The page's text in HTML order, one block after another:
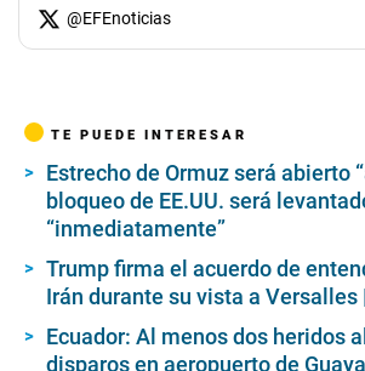
@EFEnoticias
TE PUEDE INTERESAR
Estrecho de Ormuz será abierto
bloqueo de EE.UU. será
“inmediatamente”
Trump firma el acuerdo de
Irán durante su vista a Versalles
Ecuador: Al menos dos heridos
disparos en aeropuerto de